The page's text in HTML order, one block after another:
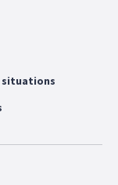
situations